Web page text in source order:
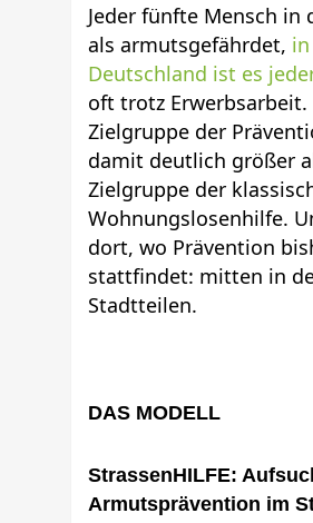
Jeder fünfte Mensch in
als armutsgefährdet, in
Deutschland ist es
oft trotz Erwerbsarbeit.
Zielgruppe der
damit deutlich größer
Zielgruppe der
Wohnungslosenhilfe.
dort, wo Prävention
stattfindet: mitten in
Stadtteilen.
DAS MODELL
StrassenHILFE:
Armutsprävention im